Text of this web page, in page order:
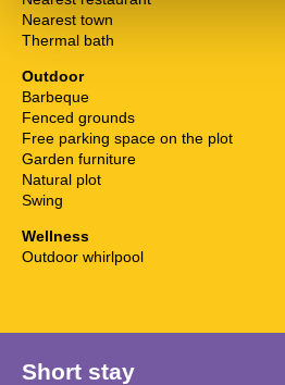
Nearest town
Thermal bath
Outdoor
Barbeque
Fenced grounds
Free parking space on the plot
Garden furniture
Natural plot
Swing
Wellness
Outdoor whirlpool
Short stay